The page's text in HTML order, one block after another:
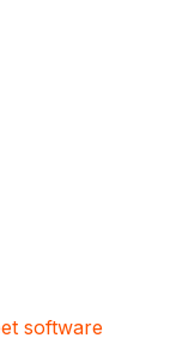
software